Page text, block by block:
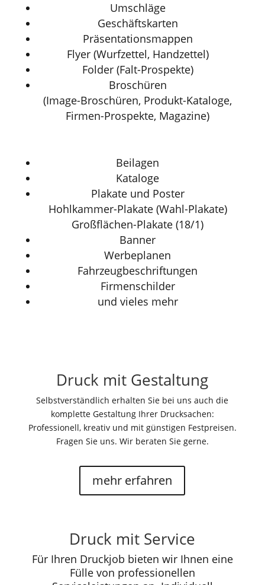
Umschläge
Geschäftskarten
Präsentationsmappen
Flyer (Wurfzettel, Handzettel)
Folder (Falt-Prospekte)
Broschüren
(Image-Broschüren, Produkt-Kataloge,
Firmen-Prospekte, Magazine)
Beilagen
Kataloge
Plakate und Poster
Hohlkammer-Plakate (Wahl-Plakate)
Großflächen-Plakate (18/1)
Banner
Werbeplanen
Fahrzeugbeschriftungen
Firmenschilder
und vieles mehr
Druck mit Gestaltung
Selbstverständlich erhalten Sie bei uns auch die
komplette Gestaltung Ihrer Drucksachen:
Professionell, kreativ und mit günstigen Festpreisen.
Fragen Sie uns. Wir beraten Sie gerne.
mehr erfahren
Druck mit Service
Für Ihren Druckjob bieten wir Ihnen eine
Fülle von professionellen